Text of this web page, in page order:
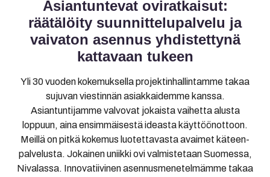
Asiantuntevat oviratkaisut:
räätälöity suunnittelupalvelu ja
vaivaton asennus yhdistettynä
kattavaan tukeen
Yli 30 vuoden kokemuksella projektinhallintamme takaa
sujuvan viestinnän asiakkaidemme kanssa.
Asiantuntijamme valvovat jokaista vaihetta alusta
loppuun, aina ensimmäisestä ideasta käyttöönottoon.
Meillä on pitkä kokemus luotettavasta avaimet käteen-
palvelusta. Jokainen uniikki ovi valmistetaan Suomessa,
Nivalassa. Innovatiivinen asennusmenetelmämme takaa